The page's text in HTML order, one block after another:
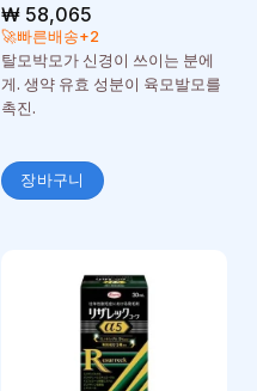
₩58,065
🚀빠른배송+2
탈모박모가 신경이 쓰이는 분에
게. 생약 유효 성분이 육모발모를
촉진.
장바구니